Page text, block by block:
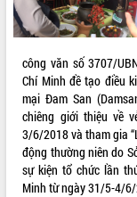
Đắk Lắk”
Tăng cường giám sát, đôn
hiện nhiệm vụ quản lý tài
hàng tuần
Tháo gỡ những vướng
công tác cải cách thủ tục
tại Trung tâm Phục vụ
công tỉnh
Đắk Lắk: Tôn vinh 46 giải
thi Sáng tạo Kỹ thuật
công văn số 3707/
Chí Minh đề tạo điều
mại Đam San
chiêng giới thiệu về
3/6/2018 và tham gia
động thường niên do
sự kiện tổ chức lần
Minh từ ngày 31/5-4/